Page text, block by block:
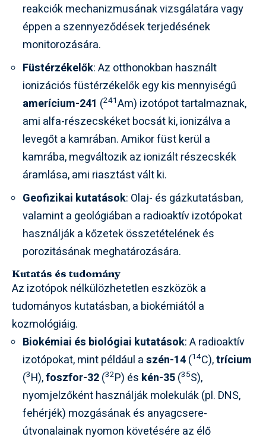
reakciók mechanizmusának vizsgálatára vagy
éppen a szennyeződések terjedésének
monitorozására.
Füstérzékelők: Az otthonokban használt
ionizációs füstérzékelők egy kis mennyiségű
amerícium-241 (241Am) izotópot tartalmaznak,
ami alfa-részecskéket bocsát ki, ionizálva a
levegőt a kamrában. Amikor füst kerül a
kamrába, megváltozik az ionizált részecskék
áramlása, ami riasztást vált ki.
Geofizikai kutatások: Olaj- és gázkutatásban,
valamint a geológiában a radioaktív izotópokat
használják a kőzetek összetételének és
porozitásának meghatározására.
Kutatás és tudomány
Az izotópok nélkülözhetetlen eszközök a
tudományos kutatásban, a biokémiától a
kozmológiáig.
Biokémiai és biológiai kutatások: A radioaktív
izotópokat, mint például aszén-14(14C),trícium
(3H),foszfor-32(32P) és kén-35(35S),
nyomjelzőként használják molekulák (pl. DNS,
fehérjék) mozgásának és anyagcsere-
útvonalainak nyomon követésére az élő